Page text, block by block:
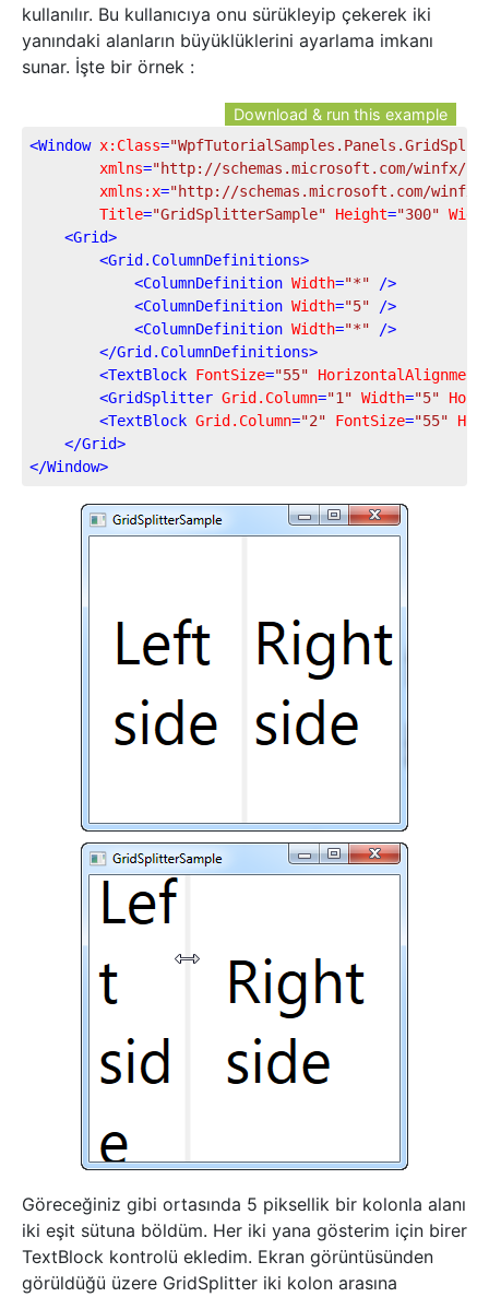
kullanılır. Bu kullanıcıya onu sürükleyip çekerek iki
yanındaki alanların büyüklüklerini ayarlama imkanı
sunar. İşte bir örnek :
Download & run this example
<Window x:Class=
xmlns="http://schemas.microsoft.com/winfx/
xmlns:x="http://schemas.microsoft.com/winfx/
Title="GridSplitterSample" Height="300"
<Grid>
<Grid.ColumnDefinitions>
<ColumnDefinition Width="*" />
<ColumnDefinition Width="5" />
<ColumnDefinition Width="*" />
</Grid.ColumnDefinitions>
<TextBlock FontSize="55" HorizontalAlignment
<GridSplitter Grid.Column="1" Width="5"
<TextBlock Grid.Column="2" FontSize="55"
</Grid>
</Window>
Göreceğiniz gibi ortasında 5 piksellik bir kolonla alanı
iki eşit sütuna böldüm. Her iki yana gösterim için birer
TextBlock kontrolü ekledim. Ekran görüntüsünden
görüldüğü üzere GridSplitter iki kolon arasına